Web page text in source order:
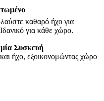
καθαρό ήχο για
για κάθε χώρο.
Συσκευή
ήχο, εξοικονομώντας χώρο